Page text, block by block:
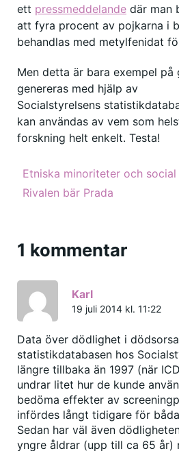
ett pressmeddelande där man
att fyra procent av pojkarna i
behandlas med metylfenidat
Men detta är bara exempel på
genereras med hjälp av
Socialstyrelsens
kan användas av vem som
forskning helt enkelt. Testa!
Etniska minoriteter och social
Rivalen bär Prada
1 kommentar
Karl
19 juli 2014 kl. 11:22
Data över dödlighet i
statistikdatabasen hos
längre tillbaka än 1997 (när
undrar litet hur de kunde
bedöma effekter av
infördes långt tidigare för
Sedan har väl även
yngre åldrar (upp till ca 65 år)